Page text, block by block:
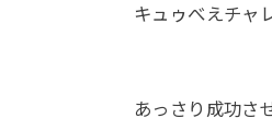
キュゥべえチャ
あっさり成功さ